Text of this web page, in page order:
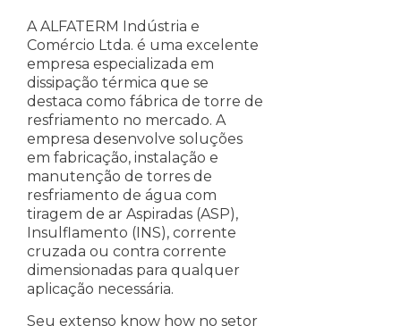
A ALFATERM Indústria e
Comércio Ltda. é uma excelente
empresa especializada em
dissipação térmica que se
destaca como fábrica de torre de
resfriamento no mercado. A
empresa desenvolve soluções
em fabricação, instalação e
manutenção de torres de
resfriamento de água com
tiragem de ar Aspiradas (ASP),
Insulflamento (INS), corrente
cruzada ou contra corrente
dimensionadas para qualquer
aplicação necessária.
Seu extenso know how no setor